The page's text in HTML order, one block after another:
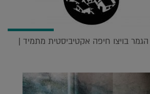
בויצו חיפה אקטיביסטית מתמיד |